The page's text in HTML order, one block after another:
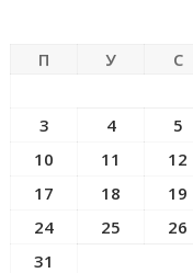
П У С
3
4 5
10
11 12
17
18 19
24
25 26
31